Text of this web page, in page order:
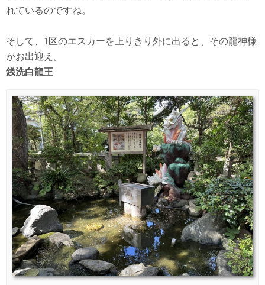
れているのですね。
そして、1区のエスカーを上りきり外に出ると、その龍神様
がお出迎え。
銭洗白龍王